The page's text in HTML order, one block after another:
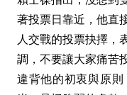
著投票日靠近，他直
人交戰的投票抉擇，
調，不要讓大家痛苦
違背他的初衷與原